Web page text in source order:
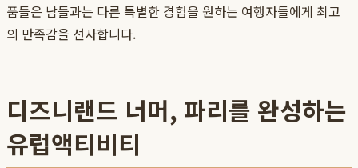
품들은 남들과는 다른 특별한 경험을 원하는 여행자들에게 최고
의 만족감을 선사합니다.
디즈니랜드 너머, 파리를 완성하는
유럽액티비티